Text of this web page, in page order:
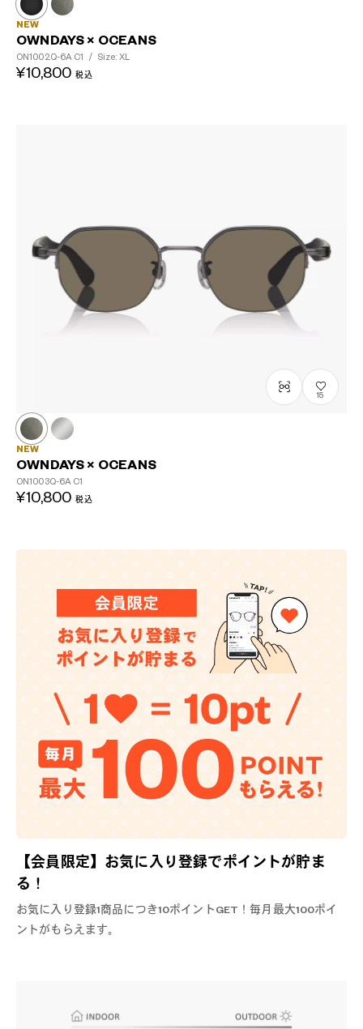
【会員限定】お気に入り登録でポイントが貯ま
る！
お気に入り登録1商品につき10ポイントGET！毎月最大100ポイ
ントがもらえます。
NEW
OWNDAYS × OCEANS
ON1002Q-6A C1 / Size: XL
¥10,800 税込
15
NEW
OWNDAYS × OCEANS
ON1003Q-6A C1
¥10,800 税込